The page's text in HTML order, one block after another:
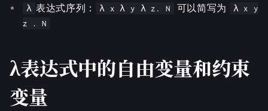
λ 表达式序列： λ x λ y λ z. N 可以简写为
λ x y
z . N
λ表达式中的自由变量和约束
变量